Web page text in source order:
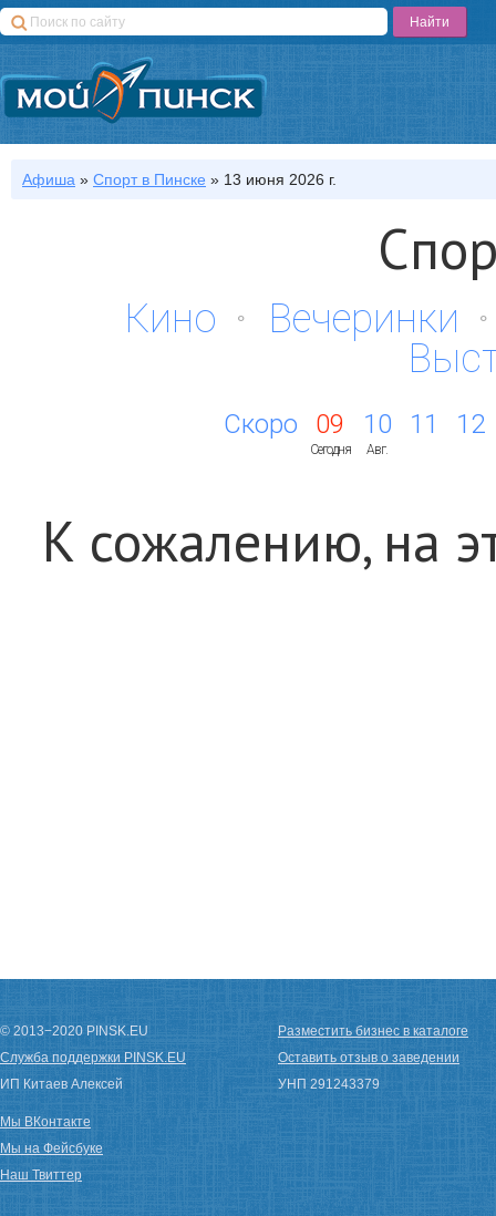
Афиша » Спортв Пинске » 13 июня 2026 г.
Кино
Вечеринки
Скоро 09
Сегодня
10
Авг.
11 12
К сожалению, на
© 2013−2020 PINSK.EU
Служба поддержки PINSK.EU
ИП Китаев Алексей
Разместить бизнес в каталоге
Оставить отзыв о заведении
УНП 291243379
Мы ВКонтакте
Мы на Фейсбуке
Наш Твиттер